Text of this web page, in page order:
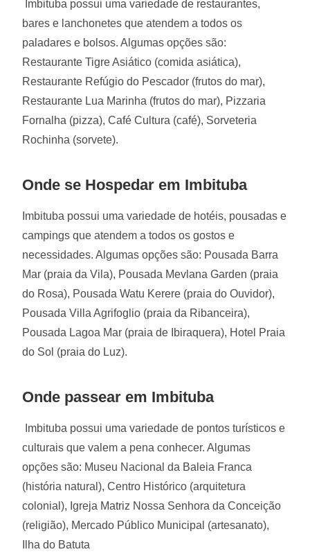
Imbituba possui uma variedade de restaurantes,
bares e lanchonetes que atendem a todos os
paladares e bolsos. Algumas opções são:
Restaurante Tigre Asiático (comida asiática),
Restaurante Refúgio do Pescador (frutos do mar),
Restaurante Lua Marinha (frutos do mar), Pizzaria
Fornalha (pizza), Café Cultura (café), Sorveteria
Rochinha (sorvete).
Onde se Hospedar em Imbituba
Imbituba possui uma variedade de hotéis, pousadas e
campings que atendem a todos os gostos e
necessidades. Algumas opções são: Pousada Barra
Mar (praia da Vila), Pousada Mevlana Garden (praia
do Rosa), Pousada Watu Kerere (praia do Ouvidor),
Pousada Villa Agrifoglio (praia da Ribanceira),
Pousada Lagoa Mar (praia de Ibiraquera), Hotel Praia
do Sol (praia do Luz).
Onde passear em Imbituba
Imbituba possui uma variedade de pontos turísticos e
culturais que valem a pena conhecer. Algumas
opções são: Museu Nacional da Baleia Franca
(história natural), Centro Histórico (arquitetura
colonial), Igreja Matriz Nossa Senhora da Conceição
(religião), Mercado Público Municipal (artesanato),
Ilha do Batuta